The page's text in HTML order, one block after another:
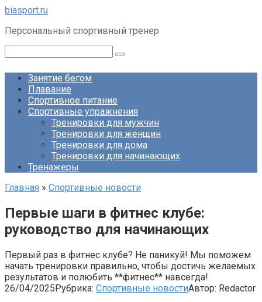
Перейти
контенту
biasport.ru
Персональный спортивный тренер
Занятие бегом
Плавание
Спортивное питание
Спортивные упражнения
Тренировки для мужчин
Тренировки для женщин
Тренировки для дома
Тренировки для начинающих
Тренажеры
Главная » Спортивные новости
Первые шаги в фитнес клубе:
руководство для начинающих
Первый раз в фитнес клубе? Не паникуй! Мы поможем
начать тренировки правильно, чтобы достичь желаемых
результатов и полюбить **фитнес** навсегда!
26/04/2025Рубрика: Спортивные новостиАвтор: Redactor